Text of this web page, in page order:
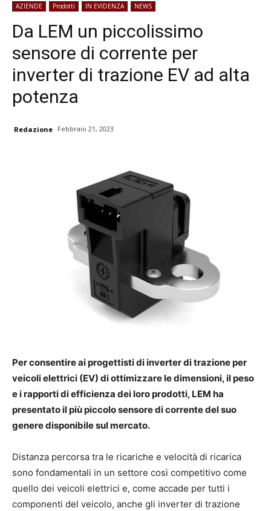
AZIENDE Prodotti IN EVIDENZA NEWS
Da LEM un piccolissimo
sensore di corrente per
inverter di trazione EV ad alta
potenza
Redazione Febbraio 21, 2023
Per consentire ai progettisti di inverter di trazione per
veicoli elettrici (EV) di ottimizzare le dimensioni, il peso
e i rapporti di efficienza dei loro prodotti, LEM ha
presentato il più piccolo sensore di corrente del suo
genere disponibile sul mercato.
Distanza percorsa tra le ricariche e velocità di ricarica
sono fondamentali in un settore così competitivo come
quello dei veicoli elettrici e, come accade per tutti i
componenti del veicolo, anche gli inverter di trazione